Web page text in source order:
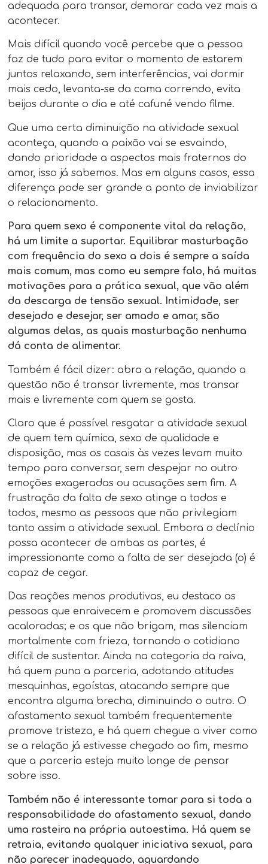
adequada para transar, demorar cada vez mais a
acontecer.
Mais difícil quando você percebe que a pessoa
faz de tudo para evitar o momento de estarem
juntos relaxando, sem interferências, vai dormir
mais cedo, levanta-se da cama correndo, evita
beijos durante o dia e até cafuné vendo filme.
Que uma certa diminuição na atividade sexual
aconteça, quando a paixão vai se esvaindo,
dando prioridade a aspectos mais fraternos do
amor, isso já sabemos. Mas em alguns casos, essa
diferença pode ser grande a ponto de inviabilizar
o relacionamento.
Para quem sexo é componente vital da relação,
há um limite a suportar. Equilibrar masturbação
com frequência do sexo a dois é sempre a saída
mais comum, mas como eu sempre falo, há muitas
motivações para a prática sexual, que vão além
da descarga de tensão sexual. Intimidade, ser
desejado e desejar, ser amado e amar, são
algumas delas, as quais masturbação nenhuma
dá conta de alimentar.
Também é fácil dizer: abra a relação, quando a
questão não é transar livremente, mas transar
mais e livremente com quem se gosta.
Claro que é possível resgatar a atividade sexual
de quem tem química, sexo de qualidade e
disposição, mas os casais às vezes levam muito
tempo para conversar, sem despejar no outro
emoções exageradas ou acusações sem fim. A
frustração da falta de sexo atinge a todos e
todos, mesmo as pessoas que não privilegiam
tanto assim a atividade sexual. Embora o declínio
possa acontecer de ambas as partes, é
impressionante como a falta de ser desejada (o) é
capaz de cegar.
Das reações menos produtivas, eu destaco as
pessoas que enraivecem e promovem discussões
acaloradas; e os que não brigam, mas silenciam
mortalmente com frieza, tornando o cotidiano
difícil de sustentar. Ainda na categoria da raiva,
há quem puna a parceria, adotando atitudes
mesquinhas, egoístas, atacando sempre que
encontra alguma brecha, diminuindo o outro. O
afastamento sexual também frequentemente
promove tristeza, e há quem chegue a viver como
se a relação já estivesse chegado ao fim, mesmo
que a parceria esteja muito longe de pensar
sobre isso.
Também não é interessante tomar para si toda a
responsabilidade do afastamento sexual, dando
uma rasteira na própria autoestima. Há quem se
retraia, evitando qualquer iniciativa sexual, para
não parecer inadequado, aguardando